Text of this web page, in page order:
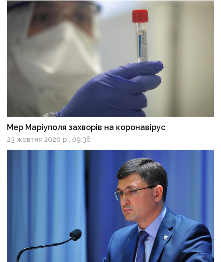
Мер Маріуполя захворів на коронавірус
23 жовтня 2020 р., 09:36